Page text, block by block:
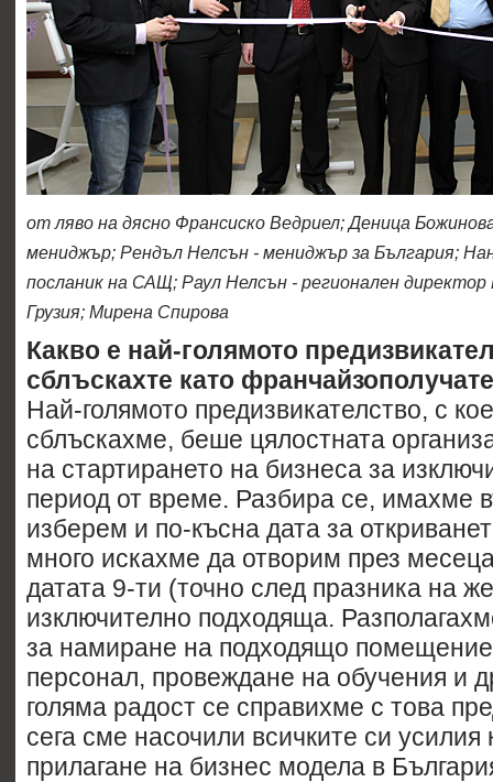
от ляво на дясно Франсиско Ведриел; Деница
мениджър; Рендъл Нелсън - мениджър за България;
посланик на САЩ; Раул Нелсън - регионален
Грузия; Мирена Спирова
Какво е най-голямото
сблъскахте като
Най-голямото предизвикателство, с
сблъскахме, беше цялостната
на стартирането на бизнеса за
период от време. Разбира се, имахме
изберем и по-късна дата за
много искахме да отворим през
датата 9-ти (точно след празника на
изключително подходяща.
за намиране на подходящо
персонал, провеждане на обучения и
голяма радост се справихме с това
сега сме насочили всичките си
прилагане на бизнес модела в